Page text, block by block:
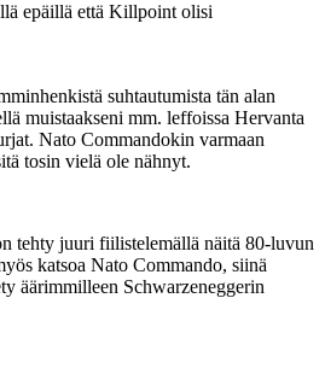
epäillä että Killpoint olisi
suhtautumista tän alan
muistaakseni mm. leffoissa Hervanta
Nato Commandokin varmaan
tosin vielä ole nähnyt.
tehty juuri fiilistelemällä näitä 80-luvun
katsoa Nato Commando, siinä
äärimmilleen Schwarzeneggerin